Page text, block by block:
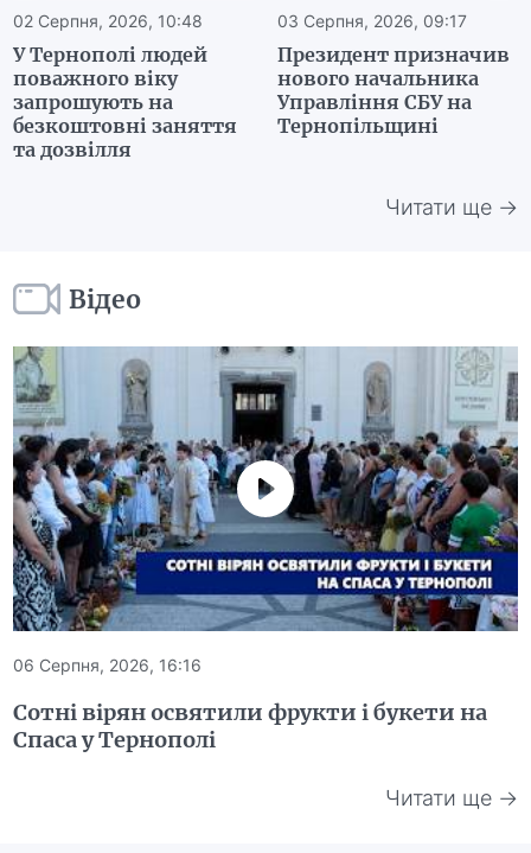
02 Серпня, 2026, 10:48
У Тернополі людей
поважного віку
запрошують на
безкоштовні заняття
та дозвілля
03 Серпня, 2026, 09:17
Президент призначив
нового начальника
Управління СБУ на
Тернопільщині
Читати ще →
Відео
06 Серпня, 2026, 16:16
Сотні вірян освятили фрукти і букети на
Спаса у Тернополі
Читати ще →